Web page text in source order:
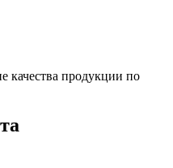
качества продукции по